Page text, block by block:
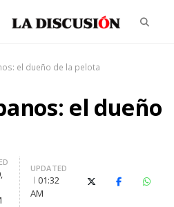
el dueño de la pelota
el dueño
UPDATED
01:32
AM
X (Twitter)Facebook